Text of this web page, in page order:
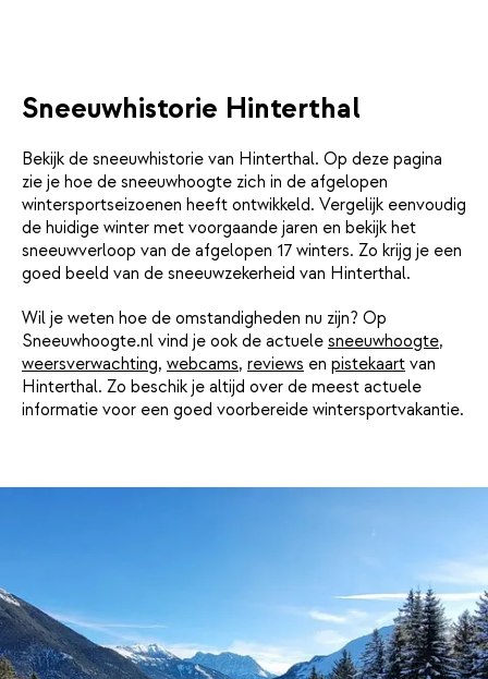
Sneeuwhistorie Hinterthal
Bekijk de sneeuwhistorie van Hinterthal. Op deze pagina
zie je hoe de sneeuwhoogte zich in de afgelopen
wintersportseizoenen heeft ontwikkeld. Vergelijk eenvoudig
de huidige winter met voorgaande jaren en bekijk het
sneeuwverloop van de afgelopen 17 winters. Zo krijg je een
goed beeld van de sneeuwzekerheid van Hinterthal.
Wil je weten hoe de omstandigheden nu zijn? Op
Sneeuwhoogte.nl vind je ook de actuele sneeuwhoogte,
weersverwachting, webcams, reviews en pistekaart van
Hinterthal. Zo beschik je altijd over de meest actuele
informatie voor een goed voorbereide wintersportvakantie.